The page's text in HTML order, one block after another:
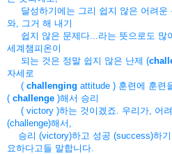
달성하기에는 그리 쉽지 않은 어려운
와, 그거 해 내기
쉽지 않은 문제다 ...라는 뜻으로도
세계챔피온이
되는 것은 정말 쉽지 않은 난제 (
자세로
( challenging attitude ) 훈련에 훈련
( challenge )해서 승리
( victory )하는 것이겠죠. 우리가, 어려
(challenge)해서,
승리 (victory)하고 성공 (success)하
요하다고들 말합니다.